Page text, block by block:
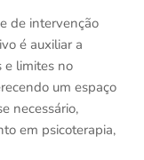
de intervenção
é auxiliar a
e limites no
um espaço
necessário,
em psicoterapia,